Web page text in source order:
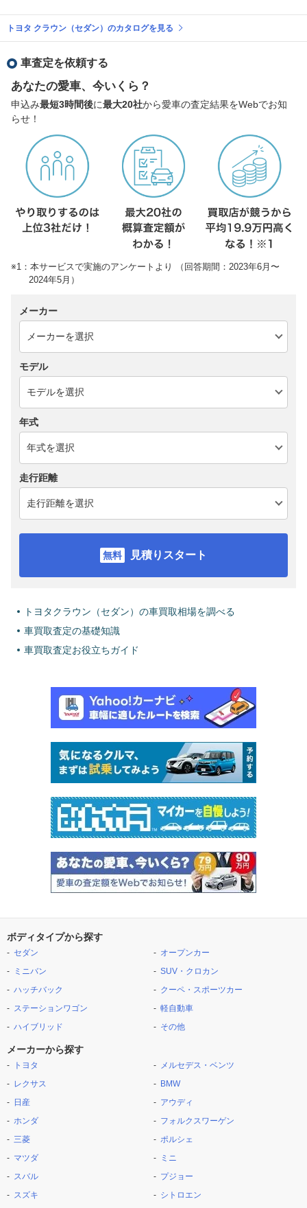
トヨタ クラウン（セダン）のカタログを見る
車査定を依頼する
あなたの愛車、今いくら？
申込み最短3時間後に最大20社から愛車の査定結果をWebでお知
らせ！
※1：本サービスで実施のアンケートより （回答期間：2023年6月〜
2024年5月）
メーカー
モデル
年式
走行距離
見積りスタート
トヨタクラウン（セダン）の車買取相場を調べる
車買取査定の基礎知識
車買取査定お役立ちガイド
ボディタイプから探す
セダン
ミニバン
ハッチバック
ステーションワゴン
ハイブリッド
オープンカー
SUV・クロカン
クーペ・スポーツカー
軽自動車
その他
メーカーから探す
トヨタ
レクサス
日産
ホンダ
三菱
マツダ
スバル
スズキ
メルセデス・ベンツ
BMW
アウディ
フォルクスワーゲン
ポルシェ
ミニ
プジョー
シトロエン